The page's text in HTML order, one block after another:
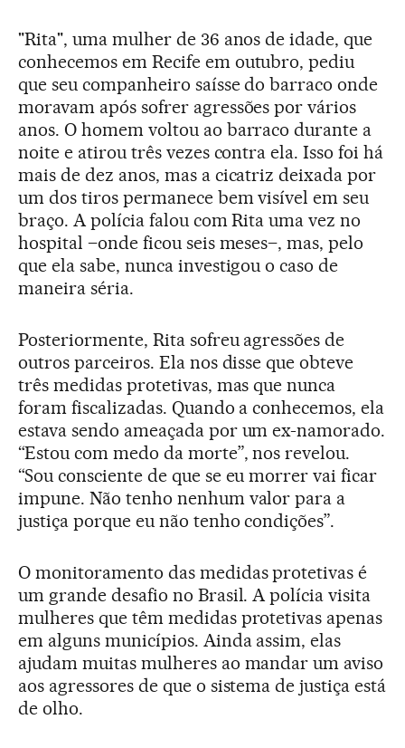
"Rita", uma mulher de 36 anos de idade, que
conhecemos em Recife em outubro, pediu
que seu companheiro saísse do barraco onde
moravam após sofrer agressões por vários
anos. O homem voltou ao barraco durante a
noite e atirou três vezes contra ela. Isso foi há
mais de dez anos, mas a cicatriz deixada por
um dos tiros permanece bem visível em seu
braço. A polícia falou com Rita uma vez no
hospital –onde ficou seis meses–, mas, pelo
que ela sabe, nunca investigou o caso de
maneira séria.
Posteriormente, Rita sofreu agressões de
outros parceiros. Ela nos disse que obteve
três medidas protetivas, mas que nunca
foram fiscalizadas. Quando a conhecemos, ela
estava sendo ameaçada por um ex-namorado.
“Estou com medo da morte”, nos revelou.
“Sou consciente de que se eu morrer vai ficar
impune. Não tenho nenhum valor para a
justiça porque eu não tenho condições”.
O monitoramento das medidas protetivas é
um grande desafio no Brasil. A polícia visita
mulheres que têm medidas protetivas apenas
em alguns municípios. Ainda assim, elas
ajudam muitas mulheres ao mandar um aviso
aos agressores de que o sistema de justiça está
de olho.